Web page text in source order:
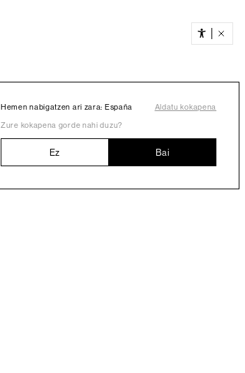
Hemen nabigatzen ari zara: España
Aldatu kokapena
Zure kokapena gorde nahi duzu?
Ez Bai